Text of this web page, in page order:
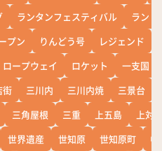
ランタンフェスティバル
ランド
プン りんどう号 レジェンド
ロープウェイ ロケット
一支国
街 三川内 三川内焼 三景台
三角屋根 三重 上五島
上対
世界遺産 世知原 世知原町
中